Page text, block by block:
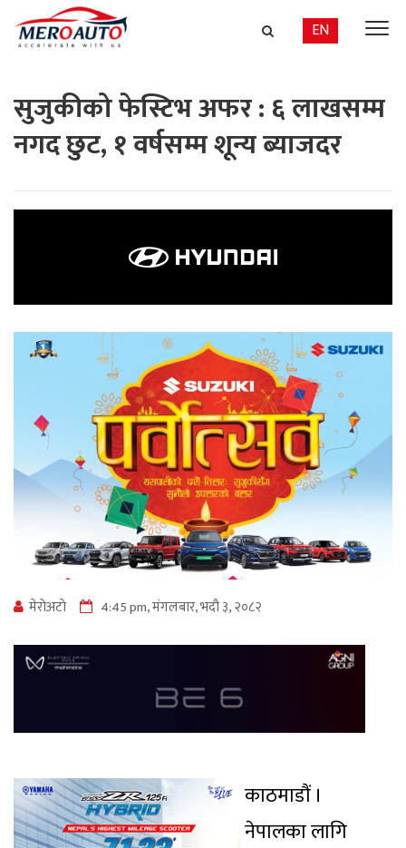
EN
सुजुकीको फेस्टिभ अफर : ६ लाखसम्म
नगद छुट, १ वर्षसम्म शून्य ब्याजदर
मेराेअटाे 4:45 pm, मंगलबार, भदौ ३, २०८२
काठमाडौं ।
नेपालका लागि